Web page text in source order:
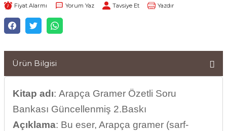
Fiyat Alarmı Yorum Yaz Tavsiye Et Yazdır
Ürün Bilgisi
Kitap adı: Arapça Gramer Özetli Soru
Bankası Güncellenmiş 2.Baskı
Açıklama: Bu eser, Arapça gramer (sarf-